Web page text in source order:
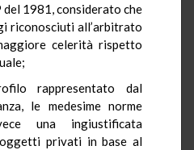
1981, considerato che
riconosciuti all’arbitrato
celerità rispetto
rappresentato dal
le medesime norme
una ingiustificata
privati in base al